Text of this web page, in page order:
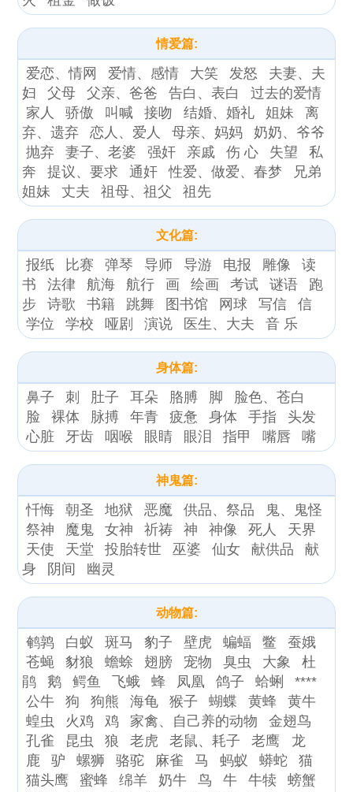
情爱篇:
爱恋、情网 爱情、感情 大笑 发怒
夫妻、夫
妇
父母 父亲、爸爸 告白、表白
过去的爱情
家人
骄傲 叫喊 接吻 结婚、婚礼 姐妹
离
弃、遗弃
恋人、爱人 母亲、妈妈
奶奶、爷爷
抛弃
妻子、老婆 强奸 亲戚 伤 心 失望
私
奔
提议、要求 通奸 性爱、做爱、春梦
兄弟
姐妹
丈夫 祖母、祖父 祖先
文化篇:
报纸 比赛 弹琴 导师 导游 电报 雕像
读
书
法律 航海 航行 画 绘画 考试 谜语
跑
步
诗歌 书籍 跳舞 图书馆 网球 写信
信
学位
学校 哑剧 演说 医生、大夫 音 乐
身体篇:
鼻子 刺 肚子 耳朵 胳膊 脚
脸色、苍白
脸
裸体 脉搏 年青 疲惫 身体 手指
头发
心脏
牙齿 咽喉 眼睛 眼泪 指甲 嘴唇 嘴
神鬼篇:
忏悔 朝圣 地狱 恶魔 供品、祭品
鬼、鬼怪
祭神
魔鬼 女神 祈祷 神 神像 死人
天界
天使
天堂 投胎转世 巫婆 仙女 献供品
献
身
阴间 幽灵
动物篇:
鹌鹑 白蚁 斑马 豹子 壁虎 蝙蝠 鳖
蚕娥
苍蝇
豺狼 蟾蜍 翅膀 宠物 臭虫 大象
杜
鹃
鹅 鳄鱼 飞蛾 蜂 凤凰 鸽子 蛤蜊
****
公牛
狗 狗熊 海龟 猴子 蝴蝶 黄蜂
黄牛
蝗虫
火鸡 鸡 家禽、自己养的动物
金翅鸟
孔雀
昆虫 狼 老虎 老鼠、耗子 老鹰
龙
鹿
驴 螺狮 骆驼 麻雀 马 蚂蚁 蟒蛇
猫
猫头鹰
蜜蜂 绵羊 奶牛 鸟 牛 牛犊
螃蟹